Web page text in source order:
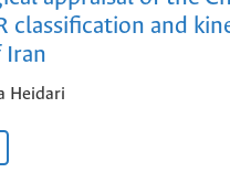
classification and
Iran
Heidari